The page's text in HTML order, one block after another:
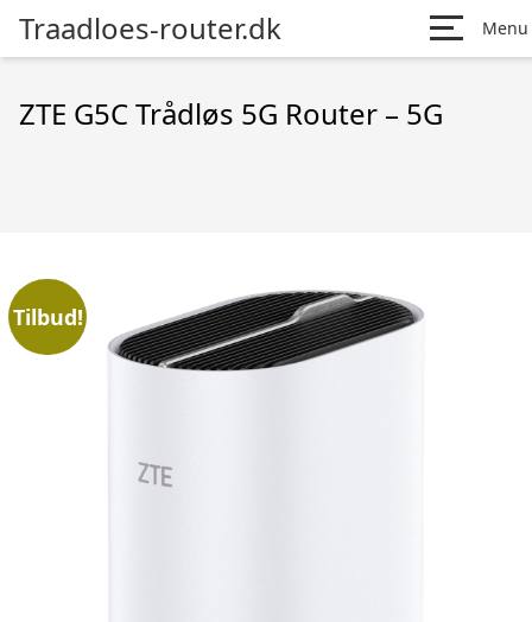
Traadloes-router.dk Menu
ZTE G5C Trådløs 5G Router – 5G
Tilbud!